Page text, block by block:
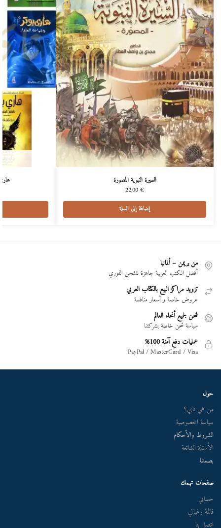
السيرة النبوية المصورة
22,00€
إضافة إلى السلة
من بريمن – ألمانيا
أفضل الكتب العربية جاهزة للشحن الفوري
تزويد مراكز البيع بالكتاب العربي
عروض خاصة و أسعار منافسة
شحن لجميع أنحاء العالم
سياسة شحن خاصة بشركتنا
عمليات دفع آمنة 100%
PayPal / MasterCard / Visa
حول
من هي ناي؟
سياسة الخصوصية
الشروط والأحكام
الأسئلة الشائعة
بصمتنا
صفحات تهمك
حسابي
قائمة رغباتي
اتصل بنا